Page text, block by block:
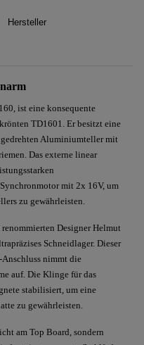
Hersteller
ist eine konsequente
TD1601. Er besitzt eine
Aluminiumteller mit
Das externe linear
mit 2x 16V, um
zu gewährleisten.
Designer Helmut
Schneidlager. Dieser
nimmt die
auf. Die Klinge für das
stabilisiert, um eine
zu gewährleisten.
am Top Board, sondern